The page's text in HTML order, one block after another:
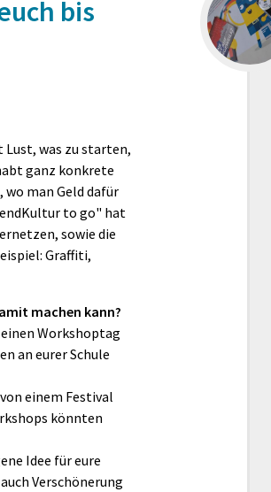
bis
was zu starten,
ganz konkrete
wo man Geld dafür
to go" hat
sowie die
Graffiti,
machen kann?
Workshoptag
an eurer Schule
einem Festival
könnten
Idee für eure
Verschönerung